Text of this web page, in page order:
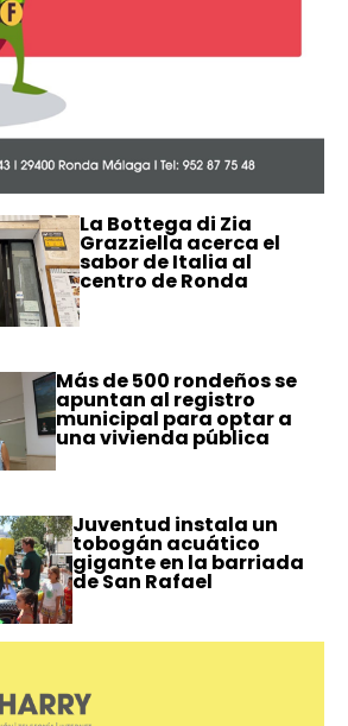
La Bottega di Zia
Grazziella acerca el
sabor de Italia al
centro de Ronda
Más de 500 rondeños se
apuntan al registro
municipal para optar a
una vivienda pública
Juventud instala un
tobogán acuático
gigante en la barriada
de San Rafael